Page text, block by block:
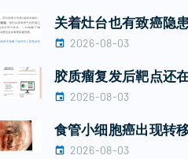
关着灶台也有致癌隐
2026-08-03
胶质瘤复发后靶点还
2026-08-03
食管小细胞癌出现转
2026-08-03